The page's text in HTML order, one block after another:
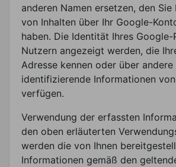
anderen Namen ersetzen, den Sie
von Inhalten über Ihr Google-
haben. Die Identität Ihres Google-
Nutzern angezeigt werden, die
Adresse kennen oder über andere
identifizierende Informationen von
verfügen.
Verwendung der erfassten
den oben erläuterten
werden die von Ihnen
Informationen gemäß den